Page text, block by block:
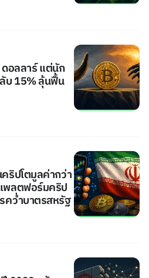
อลลาร์ แต่นัก
บ 15% ลุ้นฟื้น
ริปโตมูลค่ากว่า
พลตฟอร์มคริป
คว่ำบาตรสหรัฐ